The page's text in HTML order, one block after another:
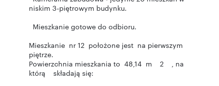
niskim 3-piętrowym budynku.
Mieszkanie gotowe do odbioru.
Mieszkanie nr 12 położone jest na pierwszym
piętrze.
Powierzchnia mieszkania to 48,14 m 2 , na
którą składają się: